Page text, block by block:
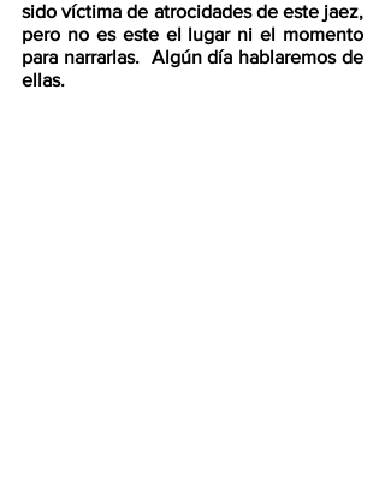
sido víctima de atrocidades de este jaez,
pero no es este el lugar ni el momento
para narrarlas.  Algún día hablaremos de
ellas.